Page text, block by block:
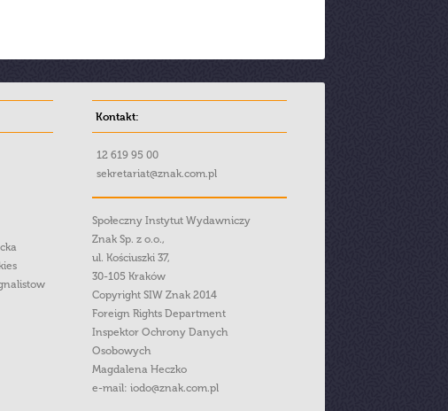
Kontakt:
12 619 95 00
sekretariat@znak.com.pl
Społeczny Instytut Wydawniczy
Znak Sp. z o.o.,
ul. Kościuszki 37,
30-105 Kraków
Copyright SIW Znak 2014
Foreign Rights Department
Inspektor Ochrony Danych
Osobowych
Magdalena Heczko
e-mail: iodo@znak.com.pl